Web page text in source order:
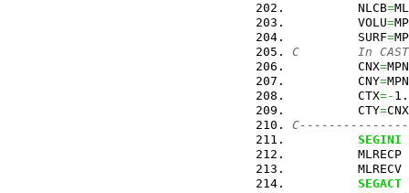
         NLCB
=
         VOLU
=
         SURF
=
C        In
         CNX
=
         CNY
=
         CTX
=-
         CTY
=CNX
SEGINI
         MLRECP
         MLRECV
SEGACT